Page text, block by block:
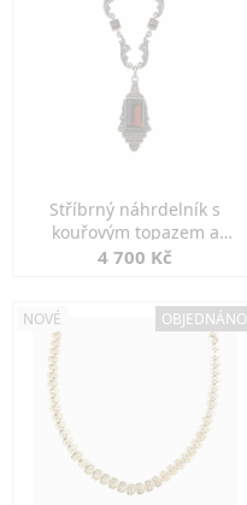
Stříbrný náhrdelník s
kouřovým topazem a
markazity
4 700 Kč
NOVÉ OBJEDNÁNO